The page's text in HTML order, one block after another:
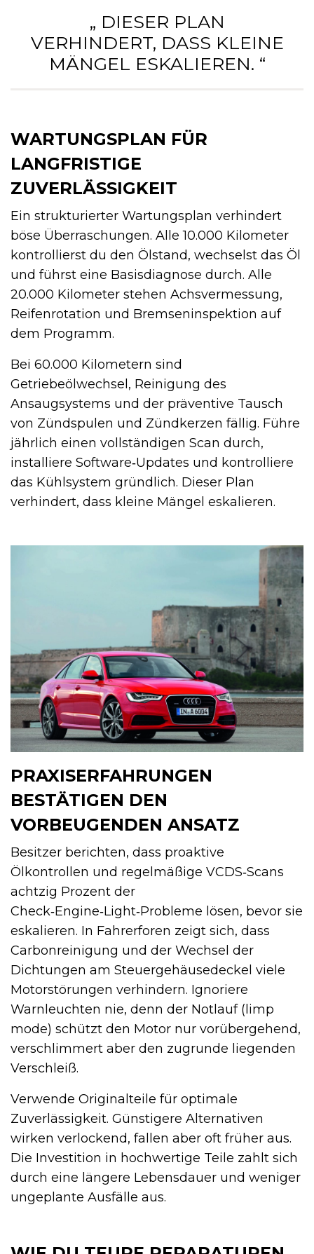
„ DIESER PLAN
VERHINDERT, DASS KLEINE
MÄNGEL ESKALIEREN. “
WARTUNGSPLAN FÜR
LANGFRISTIGE
ZUVERLÄSSIGKEIT
Ein strukturierter Wartungsplan verhindert
böse Überraschungen. Alle 10.000 Kilometer
kontrollierst du den Ölstand, wechselst das Öl
und führst eine Basisdiagnose durch. Alle
20.000 Kilometer stehen Achsvermessung,
Reifenrotation und Bremseninspektion auf
dem Programm.
Bei 60.000 Kilometern sind
Getriebeölwechsel, Reinigung des
Ansaugsystems und der präventive Tausch
von Zündspulen und Zündkerzen fällig. Führe
jährlich einen vollständigen Scan durch,
installiere Software‑Updates und kontrolliere
das Kühlsystem gründlich. Dieser Plan
verhindert, dass kleine Mängel eskalieren.
PRAXISERFAHRUNGEN
BESTÄTIGEN DEN
VORBEUGENDEN ANSATZ
Besitzer berichten, dass proaktive
Ölkontrollen und regelmäßige VCDS‑Scans
achtzig Prozent der
Check‑Engine‑Light‑Probleme lösen, bevor sie
eskalieren. In Fahrerforen zeigt sich, dass
Carbonreinigung und der Wechsel der
Dichtungen am Steuergehäusedeckel viele
Motorstörungen verhindern. Ignoriere
Warnleuchten nie, denn der Notlauf (limp
mode) schützt den Motor nur vorübergehend,
verschlimmert aber den zugrunde liegenden
Verschleiß.
Verwende Originalteile für optimale
Zuverlässigkeit. Günstigere Alternativen
wirken verlockend, fallen aber oft früher aus.
Die Investition in hochwertige Teile zahlt sich
durch eine längere Lebensdauer und weniger
ungeplante Ausfälle aus.